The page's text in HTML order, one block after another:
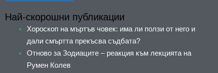
Най-скорошни публикации
Хороскоп на мъртъв човек: има ли ползи от него и
дали смъртта прекъсва съдбата?
Отново за Зодиаците – реакция към лекцията на
Румен Колев